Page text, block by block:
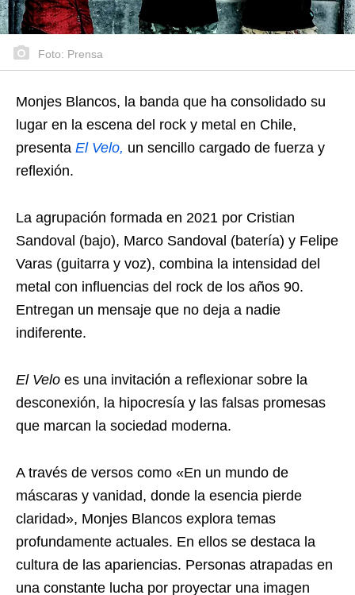
Foto: Prensa
Monjes Blancos, la banda que ha consolidado su
lugar en la escena del rock y metal en Chile,
presenta El Velo, un sencillo cargado de fuerza y
reflexión.
La agrupación formada en 2021 por Cristian
Sandoval (bajo), Marco Sandoval (batería) y Felipe
Varas (guitarra y voz), combina la intensidad del
metal con influencias del rock de los años 90.
Entregan un mensaje que no deja a nadie
indiferente.
El Velo es una invitación a reflexionar sobre la
desconexión, la hipocresía y las falsas promesas
que marcan la sociedad moderna.
A través de versos como «En un mundo de
máscaras y vanidad, donde la esencia pierde
claridad», Monjes Blancos explora temas
profundamente actuales. En ellos se destaca la
cultura de las apariencias. Personas atrapadas en
una constante lucha por proyectar una imagen